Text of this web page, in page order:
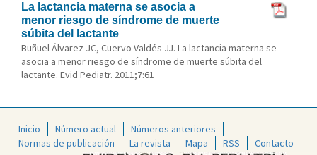
La lactancia materna se asocia a
menor riesgo de síndrome de muerte
súbita del lactante
Buñuel Álvarez JC, Cuervo Valdés JJ. La lactancia materna se
asocia a menor riesgo de síndrome de muerte súbita del
lactante. Evid Pediatr. 2011;7:61
Inicio Número actual
Números anteriores
Normas de publicación
La revista Mapa RSS Contacto